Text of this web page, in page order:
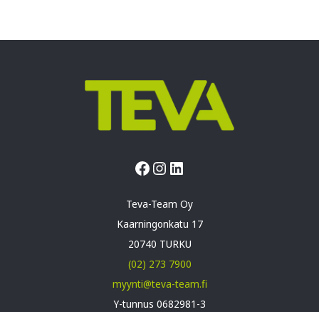
Facebook
Instagram
LinkedIn
Teva-Team Oy
Kaarningonkatu 17
20740 TURKU
(02) 273 7900
myynti@teva-team.fi
Y-tunnus 0682981-3